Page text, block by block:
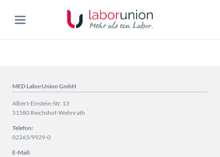
MED LaborUnion GmbH
Albert-Einstein-Str. 13
51580 Reichshof-Wehnrath
Telefon:
02265/9929-0
E-Mail: